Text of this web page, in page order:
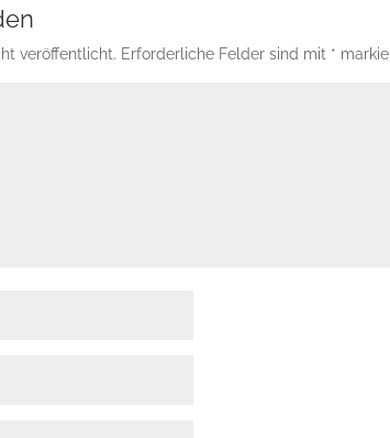
veröffentlicht. Erforderliche Felder sind mit *